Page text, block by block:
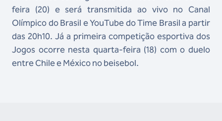
feira (20) e será transmitida ao vivo no Canal
Olímpico do Brasil e YouTube do Time Brasil a partir
das 20h10. Já a primeira competição esportiva dos
Jogos ocorre nesta quarta-feira (18) com o duelo
entre Chile e México no beisebol.